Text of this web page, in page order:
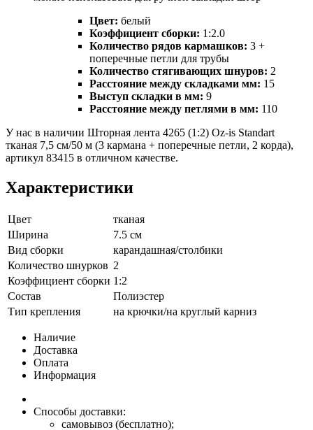
Цвет: белый
Коэффициент сборки: 1:2.0
Количество рядов кармашков: 3 +
поперечные петли для трубы
Количество стягивающих шнуров: 2
Расстояние между складками мм: 15
Выступ складки в мм: 9
Расстояние между петлями в мм: 110
У нас в наличии Шторная лента 4265 (1:2) Oz-is Standart
тканая 7,5 см/50 м (3 кармана + поперечные петли, 2 корда),
артикул 83415 в отличном качестве.
Характеристики
Цвет
тканая
Ширина
7.5 см
Вид сборки
карандашная/столбики
Количество шнурков 2
Коэффициент сборки 1:2
Состав
Полиэстер
Тип крепления
на крючки/на круглый карниз
Наличие
Доставка
Оплата
Информация
Способы доставки:
самовывоз (бесплатно);